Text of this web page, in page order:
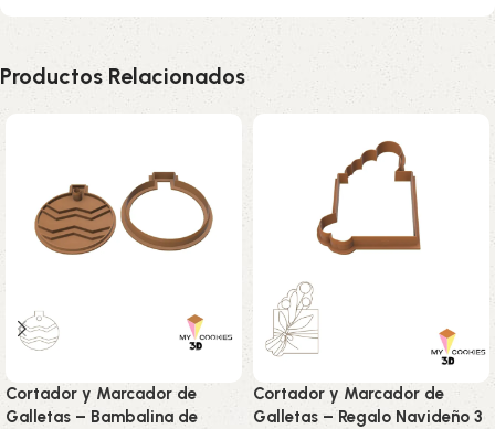
Productos Relacionados
Cortador y Marcador de
Galletas – Bambalina de
Cortador y Marcador de
Galletas – Regalo Navideño 3